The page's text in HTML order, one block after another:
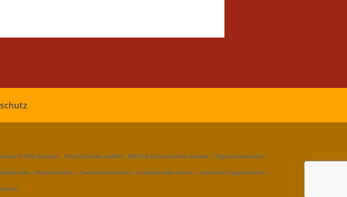
Ofen Bausatz | Pizza Holzofen kaufen | Mobiler Holzbackofen mieten | Teigknetmaschine
| Pizzabackofen | Flammkuchenofen | Holzbackofen Garten | Haushalts Teigmaschine